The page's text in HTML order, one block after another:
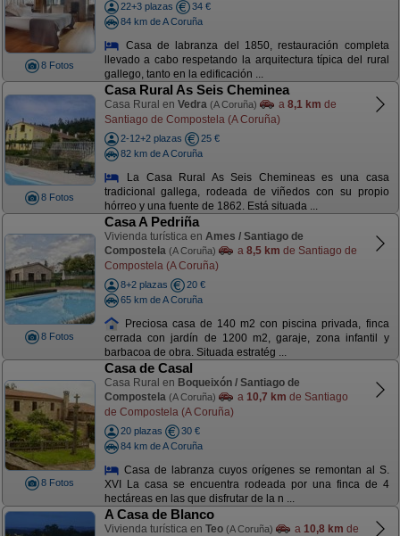
8 Fotos
22+3 plazas
34 €
84 km de A Coruña
Casa de labranza del 1850, restauración completa
llevado a cabo respetando la arquitectura típica del rural
gallego, tanto en la edificación ...
8 Fotos
Casa Rural As Seis Cheminea
Casa Rural en Vedra (A Coruña) a 8,1 km de
Santiago de Compostela (A Coruña)
2-12+2 plazas
25 €
82 km de A Coruña
La Casa Rural As Seis Chemineas es una casa
tradicional gallega, rodeada de viñedos con su propio
hórreo y una fuente de 1862. Está situada ...
8 Fotos
Casa A Pedriña
Vivienda turística en Ames / Santiago de
Compostela (A Coruña) a 8,5 km de Santiago de
Compostela (A Coruña)
8+2 plazas
20 €
65 km de A Coruña
Preciosa casa de 140 m2 con piscina privada, finca
cerrada con jardín de 1200 m2, garaje, zona infantil y
barbacoa de obra. Situada estratég ...
8 Fotos
Casa de Casal
Casa Rural en Boqueixón / Santiago de
Compostela (A Coruña) a 10,7 km de Santiago
de Compostela (A Coruña)
20 plazas
30 €
84 km de A Coruña
Casa de labranza cuyos orígenes se remontan al S.
XVI La casa se encuentra rodeada por una finca de 4
hectáreas en las que disfrutar de la n ...
A Casa de Blanco
Vivienda turística en Teo (A Coruña) a 10,8 km de